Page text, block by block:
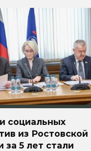
социальных
из Ростовской
за 5 лет стали